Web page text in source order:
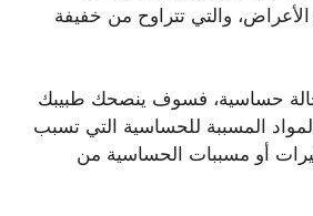
والتي تتراوح من خفيفة
حساسية، فسوف ينصحك طبيبك
المسببة للحساسية التي تسبب
أو مسببات الحساسية من